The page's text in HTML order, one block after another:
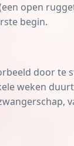
open
begin.
door te
weken